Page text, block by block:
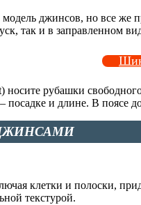
джинсов, но все же
так и в заправленном
рубашки
и длине. В поясе
клетки и полоски,
текстурой.